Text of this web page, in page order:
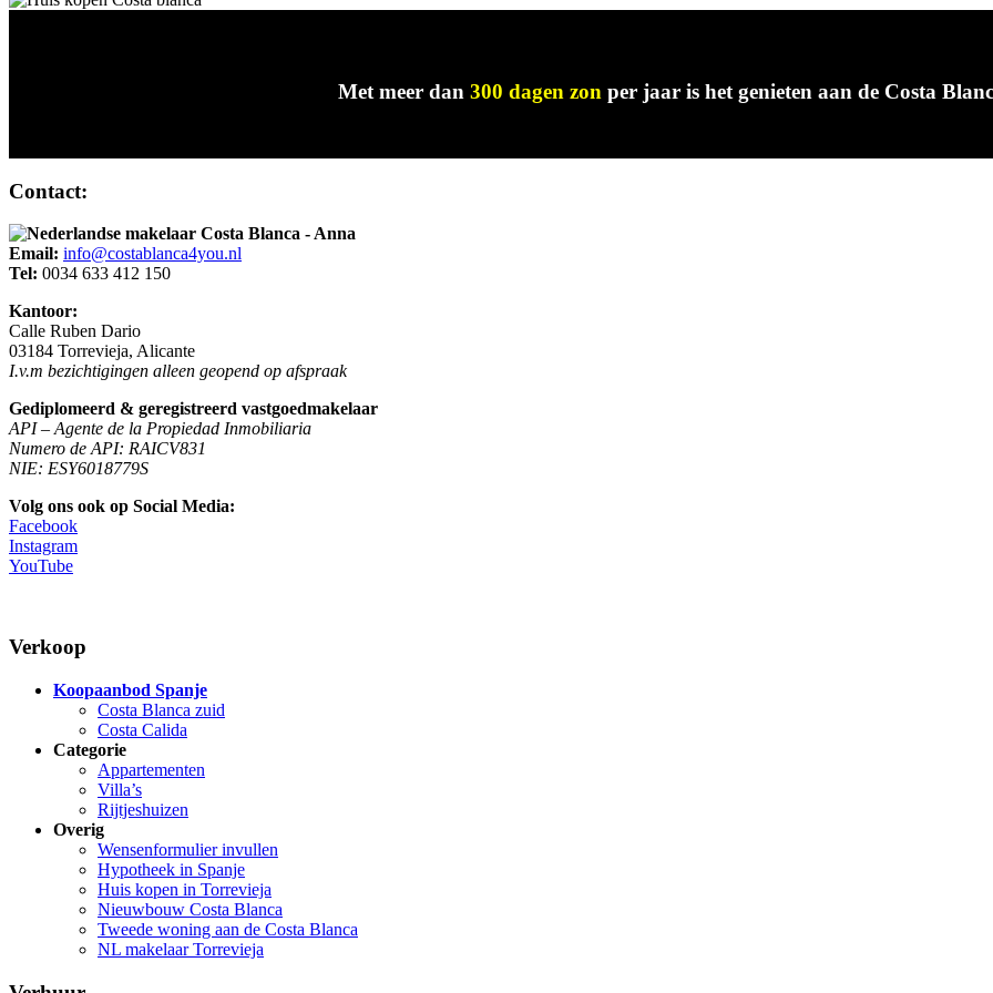
Met meer dan 300 dagen zonper jaar is het genieten aan de Costa
Contact:
Email: info@costablanca4you.nl
Tel: 0034 633 412 150
Kantoor:
Calle Ruben Dario
03184 Torrevieja, Alicante
I.v.m bezichtigingen alleen geopend op afspraak
Gediplomeerd & geregistreerd vastgoedmakelaar
API – Agente de la Propiedad Inmobiliaria
Numero de API: RAICV831
NIE: ESY6018779S
Volg ons ook op Social Media:
Facebook
Instagram
YouTube
Verkoop
Koopaanbod Spanje
Costa Blanca zuid
Costa Calida
Categorie
Appartementen
Villa’s
Rijtjeshuizen
Overig
Wensenformulier invullen
Hypotheek in Spanje
Huis kopen in Torrevieja
Nieuwbouw Costa Blanca
Tweede woning aan de Costa Blanca
NL makelaar Torrevieja